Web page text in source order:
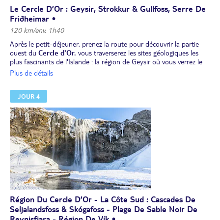
Le Cercle D’Or : Geysir, Strokkur & Gullfoss, Serre De
Friðheimar •
120 km/env. 1h40
Après le petit-déjeuner, prenez la route pour découvrir la partie
ouest du Cercle d'Or. vous traverserez les sites géologiques les
plus fascinants de l'Islande : la région de Geysir où vous verrez le
geyser Strokkur projeter de l'eau chaude à plus de 30 mètres de
La cascade de Gullfoss, l'une des chutes d'eau les plus
impressionnantes d'Islande. En hiver, l’eau est entourée de glace,
créant une scène spectaculaire. Puis, arrêt dans la serre de
Friðheimaroù l’on cultive des plants de tomates grâce à la
géothermie.
Pour une expérience unique de bains en plein air, alimentés par
des sources chaudes naturelles, surplombant la rivière Hvítá et les
montagnes environnantes, rendez-vous auSpa géothermique
Laugarás Lagoon,à partir de 77 €/adulte (à partir de 8 ans; en
option, à réserver et à régler avant le départ).
Le soir, si les conditions météorologiques le permettent, partez à
nouveau à la recherche des aurores boréales.
Déjeuner et dîner libres.
Nuit dans le Cercle d’Or.
Plus de détails
JOUR 4
Région Du Cercle D’Or - La Côte Sud : Cascades De
Seljalandsfoss & Skógafoss - Plage De Sable Noir De